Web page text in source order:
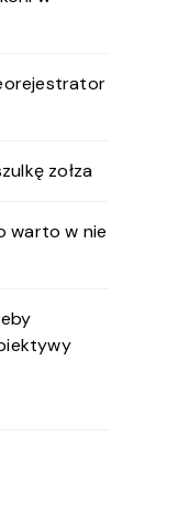
zołza
warto w nie